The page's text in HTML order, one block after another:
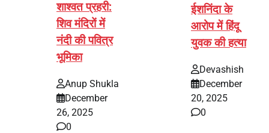
शाश्वत प्रहरी:
शिव मंदिरों में
नंदी की पवित्र
भूमिका
Anup Shukla
December
26, 2025
0
ईशनिंदा के
आरोप में हिंदू
युवक की हत्या
Devashish
December
20, 2025
0